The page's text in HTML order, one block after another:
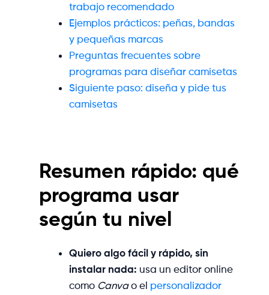
trabajo recomendado
Ejemplos prácticos: peñas, bandas
y pequeñas marcas
Preguntas frecuentes sobre
programas para diseñar camisetas
Siguiente paso: diseña y pide tus
camisetas
Resumen rápido: qué
programa usar
según tu nivel
Quiero algo fácil y rápido, sin
instalar nada: usa un editor online
como Canvao el personalizador